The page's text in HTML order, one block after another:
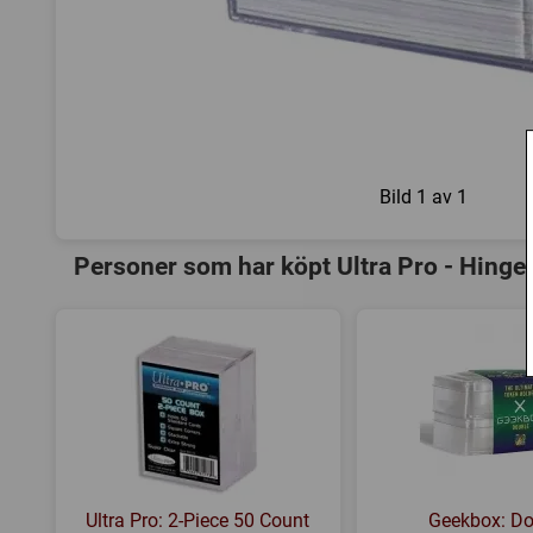
Bild 1 av 1
Personer som har köpt Ultra Pro -
Ultra Pro: 2-Piece 50 Count Geekbox: